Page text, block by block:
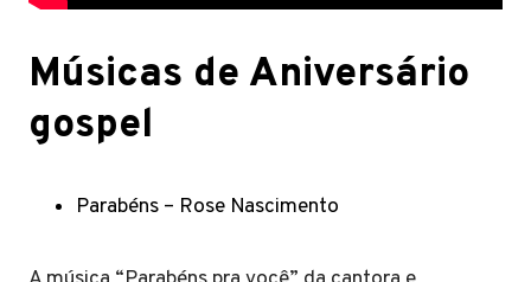
Músicas de Aniversário
gospel
Parabéns – Rose Nascimento